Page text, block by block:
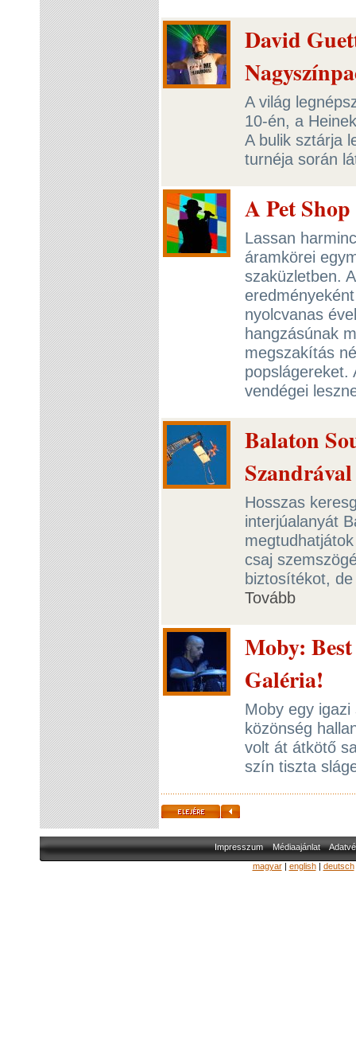
David
A világ
10-én, a
A bulik sztárja
turnéja során
A Pet
Lassan
áramkörei
szaküzletben.
nyolcvanas
hangzásúnak
megszakítás
popslágereket.
vendégei
Balaton
Szandrával
Hosszas
interjúalanyát
csaj
biztosítékot,
Tovább
Moby:
Galéria!
Moby egy
közönség
volt át átkötő
szín tiszta
Impresszum Médiaajánlat
magyar| english| deutsch